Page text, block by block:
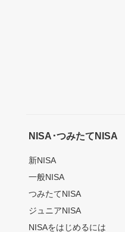
NISA･つみたてNISA
新NISA
一般NISA
つみたてNISA
ジュニアNISA
NISAをはじめるには